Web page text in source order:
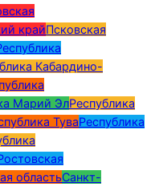
крайПсковская
Кабардино-
Марий ЭлРеспублика
ТуваРеспублика
областьСанкт-